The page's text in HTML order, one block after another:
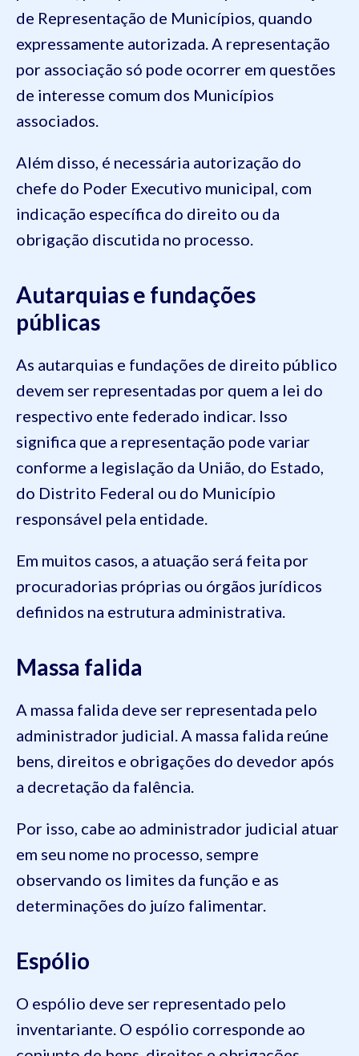
de Representação de Municípios, quando
expressamente autorizada. A representação
por associação só pode ocorrer em questões
de interesse comum dos Municípios
associados.
Além disso, é necessária autorização do
chefe do Poder Executivo municipal, com
indicação específica do direito ou da
obrigação discutida no processo.
Autarquias e fundações
públicas
As autarquias e fundações de direito público
devem ser representadas por quem a lei do
respectivo ente federado indicar. Isso
significa que a representação pode variar
conforme a legislação da União, do Estado,
do Distrito Federal ou do Município
responsável pela entidade.
Em muitos casos, a atuação será feita por
procuradorias próprias ou órgãos jurídicos
definidos na estrutura administrativa.
Massa falida
A massa falida deve ser representada pelo
administrador judicial. A massa falida reúne
bens, direitos e obrigações do devedor após
a decretação da falência.
Por isso, cabe ao administrador judicial atuar
em seu nome no processo, sempre
observando os limites da função e as
determinações do juízo falimentar.
Espólio
O espólio deve ser representado pelo
inventariante. O espólio corresponde ao